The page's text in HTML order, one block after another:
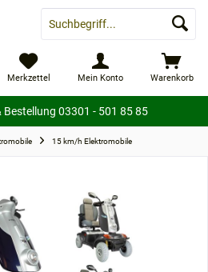
Bestellung 03301 - 501 85 85
Warenkorb
Merkzettel Mein Konto
15 km/h Elektromobile